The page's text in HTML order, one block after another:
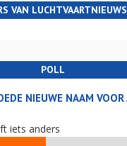
VAN
POLL
NIEUWE NAAM VOOR
iets anders